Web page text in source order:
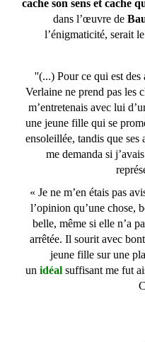
cache son sens et cache
dans l’œuvre de
l’énigmaticité, serait
''(...) Pour ce qui est des
Verlaine ne prend pas les
m’entretenais avec lui
une jeune fille qui se
ensoleillée, tandis que ses
me demanda si
« Je ne m’en étais pas
l’opinion qu’une chose,
belle, même si elle n’a
arrêtée. Il sourit avec
jeune fille sur une
un idéal suffisant me fut